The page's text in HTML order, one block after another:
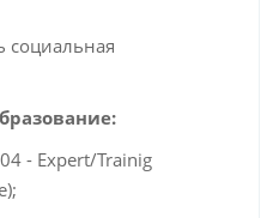
социальная
- Expert/Trainig